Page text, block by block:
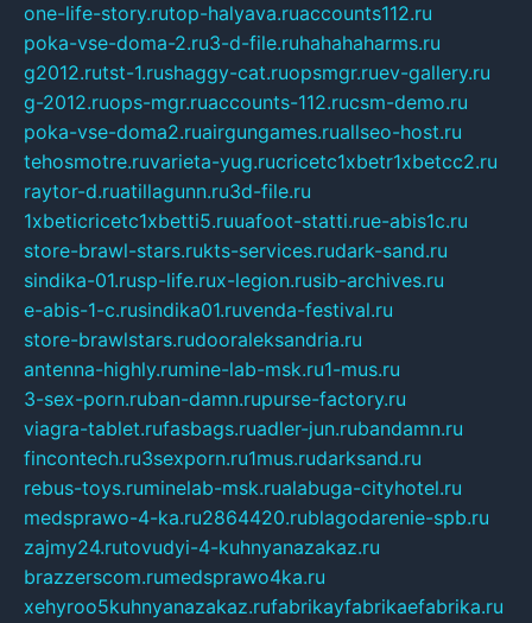
one-life-story.rutop-halyava.ruaccounts112.ru
poka-vse-doma-2.ru3-d-file.ruhahahaharms.ru
g2012.rutst-1.rushaggy-cat.ruopsmgr.ruev-gallery.ru
g-2012.ruops-mgr.ruaccounts-112.rucsm-demo.ru
poka-vse-doma2.ruairgungames.ruallseo-host.ru
tehosmotre.ruvarieta-yug.rucricetc1xbetr1xbetcc2.ru
raytor-d.ruatillagunn.ru3d-file.ru
1xbeticricetc1xbetti5.ruuafoot-statti.rue-abis1c.ru
store-brawl-stars.rukts-services.rudark-sand.ru
sindika-01.rusp-life.rux-legion.rusib-archives.ru
e-abis-1-c.rusindika01.ruvenda-festival.ru
store-brawlstars.rudooraleksandria.ru
antenna-highly.rumine-lab-msk.ru1-mus.ru
3-sex-porn.ruban-damn.rupurse-factory.ru
viagra-tablet.rufasbags.ruadler-jun.rubandamn.ru
fincontech.ru3sexporn.ru1mus.rudarksand.ru
rebus-toys.ruminelab-msk.rualabuga-cityhotel.ru
medsprawo-4-ka.ru2864420.rublagodarenie-spb.ru
zajmy24.rutovudyi-4-kuhnyanazakaz.ru
brazzerscom.rumedsprawo4ka.ru
xehyroo5kuhnyanazakaz.rufabrikayfabrikaefabrika.ru